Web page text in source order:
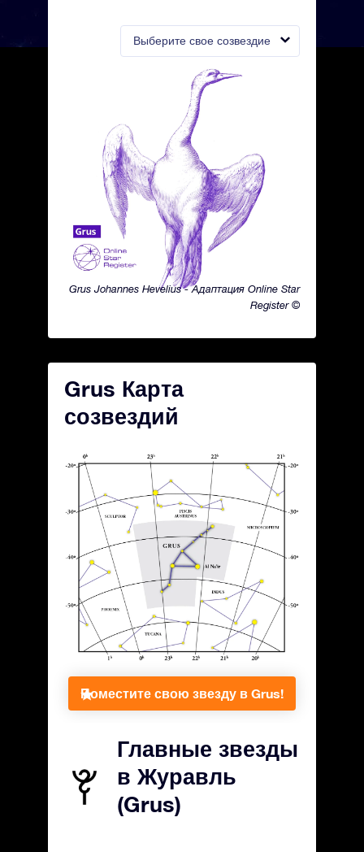
Выберите свое созвездие
Grus Johannes Hevelius - Адаптация Online Star
Register ©
Grus Карта
созвездий
Поместите свою звезду в Grus!
Главные звезды
в Журавль
(Grus)